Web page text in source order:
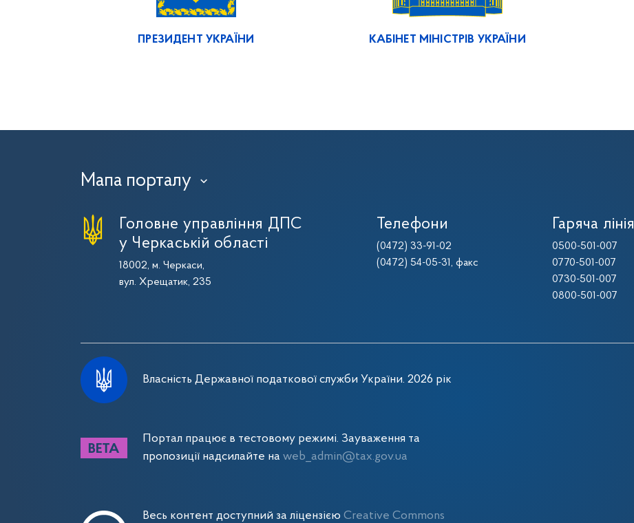
ПРЕЗИДЕНТ УКРАЇНИ КАБІНЕТ МІНІСТРІВ УКРАЇНИ
Мапа порталу ›
Головне управління ДПС
у Черкаській області
18002, м. Черкаси,
вул. Хрещатик, 235
Телефони
(0472) 33-91-02
(0472) 54-05-31 , факс
Гаряча лінія
0500-501-007
0770-501-007
0730-501-007
0800-501-007
Власність Державної податкової служби України. 2026 рік
Портал працює в тестовому режимі. Зауваження та
пропозиції надсилайте на web_admin@tax.gov.ua
Весь контент доступний за ліцензією Creative Commons